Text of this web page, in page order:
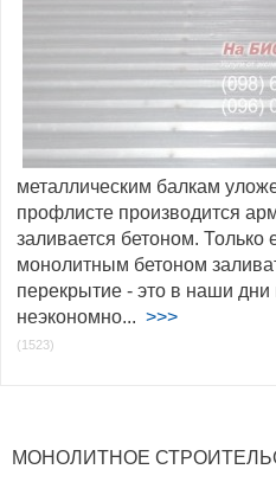
металлическим балкам
профлисте производится
заливается бетоном.
монолитным бетоном
перекрытие - это в наши дни
неэкономно... >>>
(1523)
МОНОЛИТНОЕ